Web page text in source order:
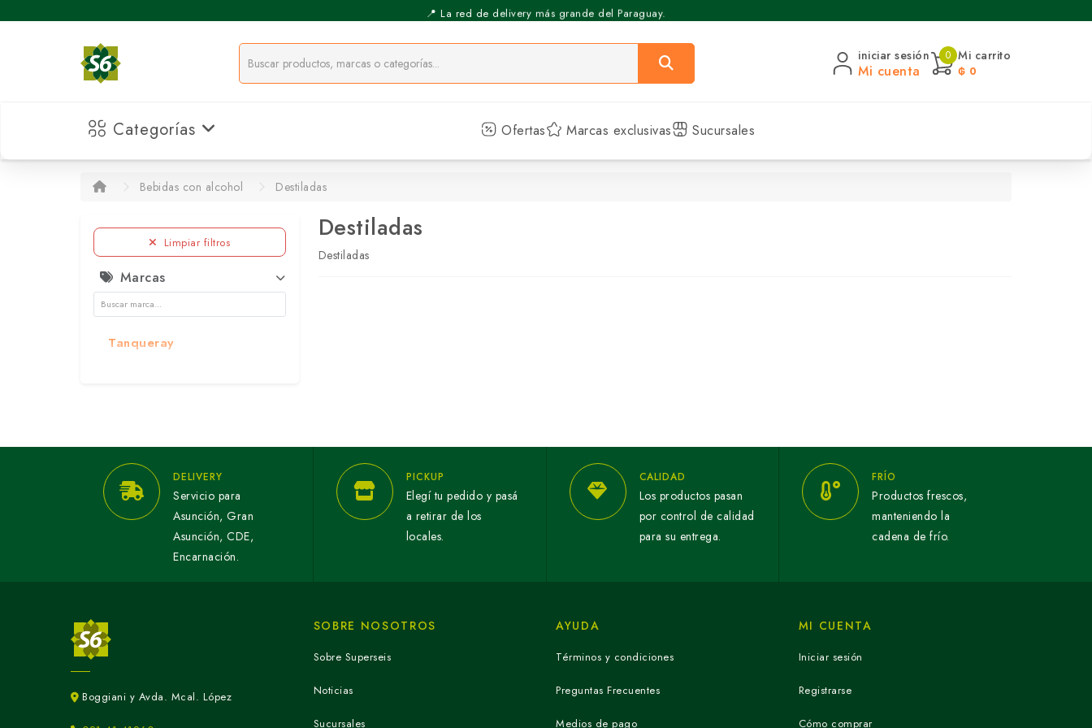
📍 La red de delivery más grande del Paraguay.
⚡️ Pickup Express - Retirás en 30 min.
iniciar sesión
Mi cuenta
0 Mi carrito
₲ 0
Categorías Ofertas Marcas exclusivas Sucursales
Bebidas con alcohol Destiladas
Limpiar filtros
Marcas
Tanqueray
Destiladas
Destiladas
DELIVERY
Servicio para
Asunción, Gran
Asunción, CDE,
Encarnación.
PICKUP
Elegí tu pedido y pasá
a retirar de los
locales.
CALIDAD
Los productos pasan
por control de calidad
para su entrega.
FRÍO
Productos frescos,
manteniendo la
cadena de frío.
Boggiani y Avda. Mcal. López
SOBRE NOSOTROS
Sobre Superseis
Noticias
Sucursales
AYUDA
Términos y condiciones
Preguntas Frecuentes
Medios de pago
MI CUENTA
Iniciar sesión
Registrarse
Cómo comprar